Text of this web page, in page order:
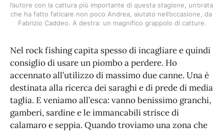
l’autore con la cattura più importante di questa stagione, un’orata
che ha fatto faticare non poco Andrea, aiutato nell’occasione, da
Fabrizio Caddeo. A destra: un magnifico grappolo di catture.
Nel rock fishing capita spesso di incagliare e quindi
consiglio di usare un piombo a perdere. Ho
accennato all’utilizzo di massimo due canne. Una è
destinata alla ricerca dei saraghi e di prede di media
taglia. E veniamo all’esca: vanno benissimo granchi,
gamberi, sardine e le immancabili strisce di
calamaro e seppia. Quando troviamo una zona che